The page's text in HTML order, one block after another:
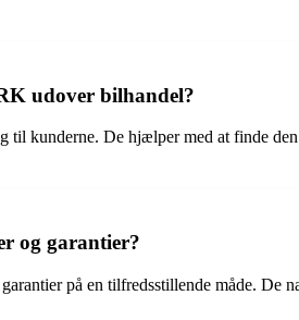
udover bilhandel?
kunderne. De hjælper med at finde
og garantier?
på en tilfredsstillende måde.